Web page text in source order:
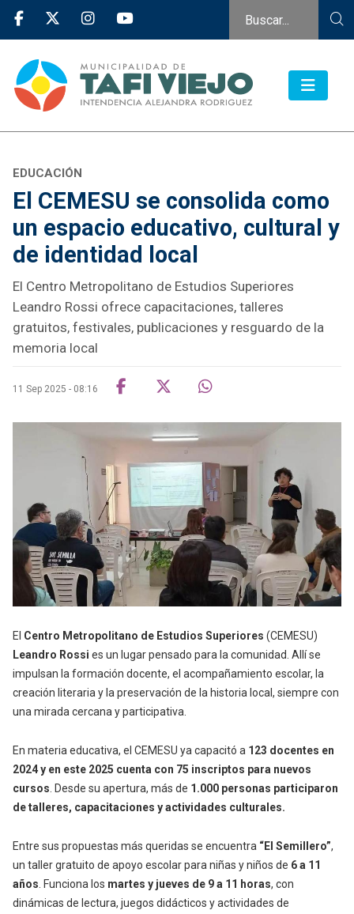
EDUCACIÓN
El CEMESU se consolida como
un espacio educativo, cultural y
de identidad local
El Centro Metropolitano de Estudios Superiores
Leandro Rossi ofrece capacitaciones, talleres
gratuitos, festivales, publicaciones y resguardo de la
memoria local
11 Sep 2025 - 08:16
El Centro Metropolitano de Estudios Superiores (CEMESU)
Leandro Rossi es un lugar pensado para la comunidad. Allí se
impulsan la formación docente, el acompañamiento escolar, la
creación literaria y la preservación de la historia local, siempre con
una mirada cercana y participativa.
En materia educativa, el CEMESU ya capacitó a 123 docentes en
2024 y en este 2025 cuenta con 75 inscriptos para nuevos
cursos. Desde su apertura, más de 1.000 personas participaron
de talleres, capacitaciones y actividades culturales.
Entre sus propuestas más queridas se encuentra “El Semillero”,
un taller gratuito de apoyo escolar para niñas y niños de 6 a 11
años. Funciona los martes y jueves de 9 a 11 horas, con
dinámicas de lectura, juegos didácticos y actividades de